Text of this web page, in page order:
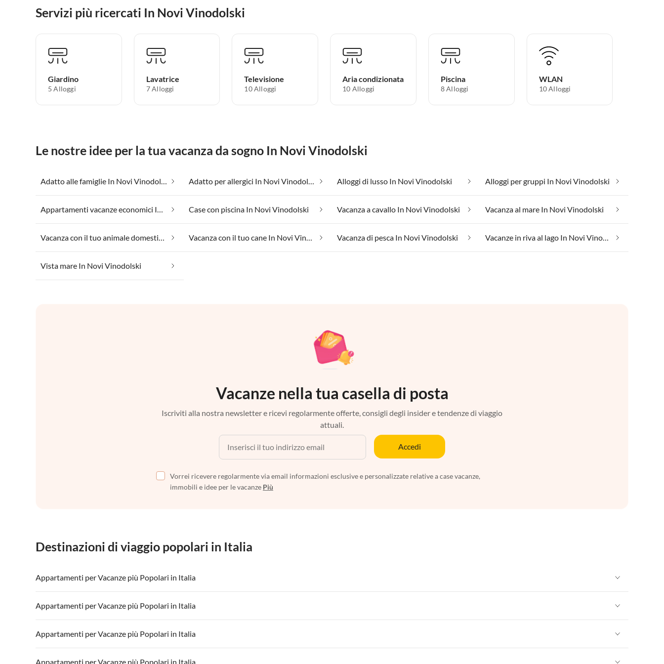
Servizi più ricercati In Novi Vinodolski
Giardino
5 Alloggi
Lavatrice
7 Alloggi
Televisione
10 Alloggi
Aria condizionata
10 Alloggi
Piscina
8 Alloggi
WLAN
10 Alloggi
Le nostre idee per la tua vacanza da sogno In Novi Vinodolski
Adatto alle famiglie In Novi Vinodolski Adatto per allergici In Novi Vinodolski Alloggi di lusso In Novi Vinodolski Alloggi per gruppi In Novi Vinodolski
Appartamenti vacanze economici In Novi Vinodolski Case con piscina In Novi Vinodolski Vacanza a cavallo In Novi Vinodolski Vacanza al mare In Novi Vinodolski
Vacanza con il tuo animale domestico In Novi Vinodolski Vacanza con il tuo cane In Novi Vinodolski Vacanza di pesca In Novi Vinodolski Vacanze in riva al lago In Novi Vinodolski
Vista mare In Novi Vinodolski
Vacanze nella tua casella di posta
Iscriviti alla nostra newsletter e ricevi regolarmente offerte, consigli degli insider e tendenze di viaggio
attuali.
Accedi
Vorrei ricevere regolarmente via email informazioni esclusive e personalizzate relative a case vacanze,
immobili e idee per le vacanze Più
Destinazioni di viaggio popolari in Italia
Appartamenti per Vacanze più Popolari in Italia
Appartamenti per Vacanze in Italia Appartamenti per Vacanze in Liguria
Appartamenti per Vacanze in Lago di Garda Appartamenti per Vacanze in Lago di Como
Appartamenti per Vacanze più Popolari in Italia
Appartamenti per Vacanze in Italia Appartamenti per Vacanze in Liguria
Appartamenti per Vacanze in Lago di Garda Appartamenti per Vacanze in Lago di Como
Appartamenti per Vacanze più Popolari in Italia
Appartamenti per Vacanze in Italia Appartamenti per Vacanze in Liguria
Appartamenti per Vacanze più Popolari in Italia